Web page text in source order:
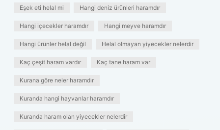
Eşek eti helal mi Hangi deniz ürünleri haramdır
Hangi içecekler haramdır Hangi meyve haramdır
Hangi ürünler helal değil Helal olmayan yiyecekler nelerdir
Kaç çeşit haram vardır Kaç tane haram var
Kurana göre neler haramdır
Kuranda hangi hayvanlar haramdır
Kuranda haram olan yiyecekler nelerdir